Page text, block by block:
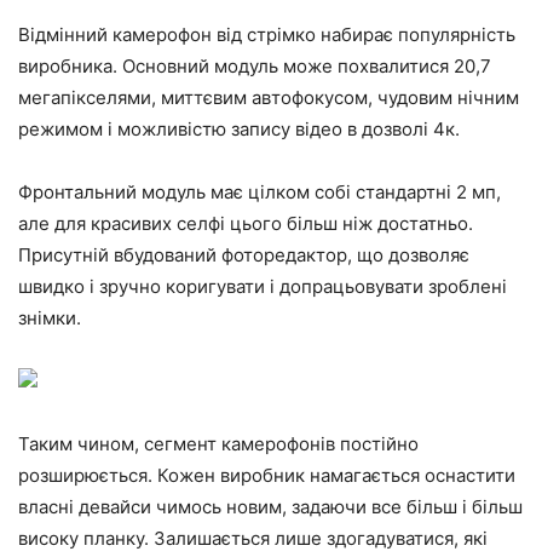
Відмінний камерофон від стрімко набирає популярність
виробника. Основний модуль може похвалитися 20,7
мегапікселями, миттєвим автофокусом, чудовим нічним
режимом і можливістю запису відео в дозволі 4к.
Фронтальний модуль має цілком собі стандартні 2 мп,
але для красивих селфі цього більш ніж достатньо.
Присутній вбудований фоторедактор, що дозволяє
швидко і зручно коригувати і допрацьовувати зроблені
знімки.
Таким чином, сегмент камерофонів постійно
розширюється. Кожен виробник намагається оснастити
власні девайси чимось новим, задаючи все більш і більш
високу планку. Залишається лише здогадуватися, які